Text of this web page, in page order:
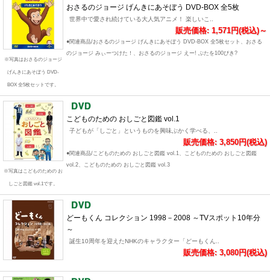
※写真はおさるのジョージ
げんきにあそぼう DVD-
BOX 全5枚セットです。
おさるのジョージ げんきにあそぼう DVD-BOX 全5枚
世界中で愛され続けている大人気アニメ！ 楽しいこ..
販売価格: 1,571円(税込)～
●関連商品/おさるのジョージ げんきにあそぼう DVD-BOX 全5枚セット、おさる
のジョージ みぃーつけた！、おさるのジョージ えー! ぶたを100ぴき?
※写真はこどものための お
しごと図鑑 vol.1です。
こどものための おしごと図鑑 vol.1
子どもが「しごと」というものを興味ぶかく学べる、..
販売価格: 3,850円(税込)
●関連商品/こどものための おしごと図鑑 vol.1、こどものための おしごと図鑑
vol.2、こどものための おしごと図鑑 vol.3
どーもくん コレクション 1998－2008 ～TVスポット10年分
～
誕生10周年を迎えたNHKのキャラクター「どーもくん..
販売価格: 3,080円(税込)